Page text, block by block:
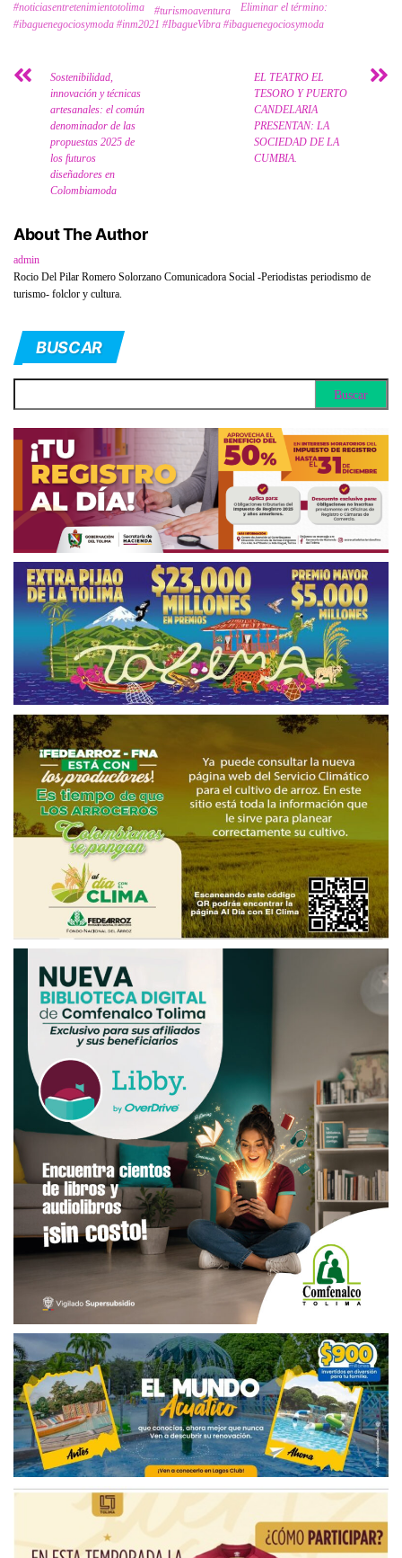
#noticiasentretenimientotolima #turismoaventura
Eliminar el término:
#ibaguenegociosymoda #inm2021 #IbagueVibra #ibaguenegociosymoda
Sostenibilidad,
innovación y técnicas
artesanales: el común
denominador de las
propuestas 2025 de
los futuros
diseñadores en
Colombiamoda
EL TEATRO EL
TESORO Y PUERTO
CANDELARIA
PRESENTAN: LA
SOCIEDAD DE LA
CUMBIA.
About The Author
admin
Rocio Del Pilar Romero Solorzano Comunicadora Social -Periodistas periodismo de
turismo- folclor y cultura.
BUSCAR